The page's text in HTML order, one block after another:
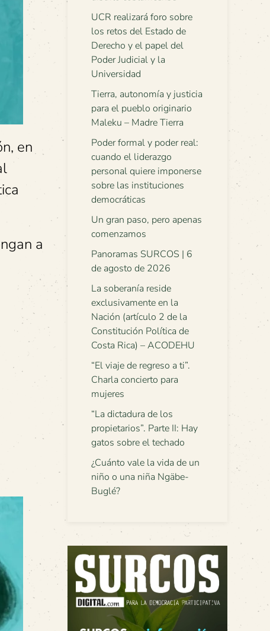
en
a
UCR realizará foro sobre
los retos del Estado de
Derecho y el papel del
Poder Judicial y la
Universidad
Tierra, autonomía y justicia
para el pueblo originario
Maleku – Madre Tierra
Poder formal y poder real:
cuando el liderazgo
personal quiere imponerse
sobre las instituciones
democráticas
Un gran paso, pero apenas
comenzamos
Panoramas SURCOS | 6
de agosto de 2026
La soberanía reside
exclusivamente en la
Nación (artículo 2 de la
Constitución Política de
Costa Rica) – ACODEHU
“El viaje de regreso a ti”.
Charla concierto para
mujeres
“La dictadura de los
propietarios”. Parte II: Hay
gatos sobre el techado
¿Cuánto vale la vida de un
niño o una niña Ngäbe-
Buglé?